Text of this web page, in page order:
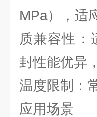
MPa），适
质兼容性‌：
封性能优异
温度限制‌：
‌应用场景‌